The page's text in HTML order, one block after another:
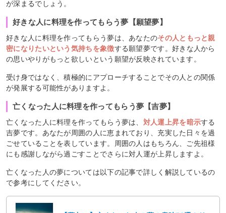
が深まるでしょう。
好きな人に料理を作ってもらう夢【願望夢】
好きな人に料理を作ってもらう夢は、あなたのその人ともっと親
密になりたいという気持ちを象徴する願望夢です。好きな人から
の思いやりがもっと欲しいという願望が反映されています。
受け身ではなく、積極的にアプローチすることでその人との関係
が発展する可能性がありますよ。
亡くなった人に料理を作ってもらう夢【吉夢】
亡くなった人に料理を作ってもらう夢は、 対人運上昇を暗示する
吉夢です。あなたが周囲の人に恵まれており、充実した日々を過
ごせていることを表しています。周囲の人はもちろん、ご先祖様
にも感謝しながら過ごすことでさらに対人運が上昇しますよ。
亡くなった人の夢については以下の記事で詳しく解説しているの
で参考にしてください。